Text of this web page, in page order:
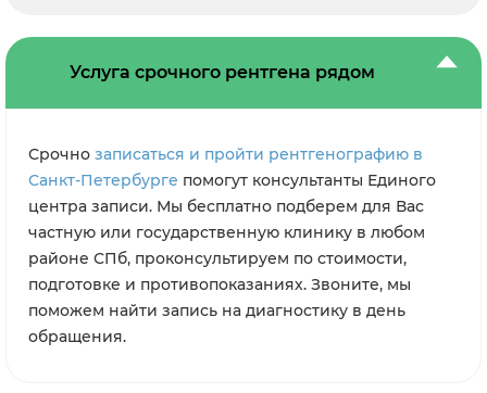
Услуга срочного рентгена рядом
Срочно записаться и пройти рентгенографию в
Санкт-Петербурге помогут консультанты Единого
центра записи. Мы бесплатно подберем для Вас
частную или государственную клинику в любом
районе СПб, проконсультируем по стоимости,
подготовке и противопоказаниях. Звоните, мы
поможем найти запись на диагностику в день
обращения.